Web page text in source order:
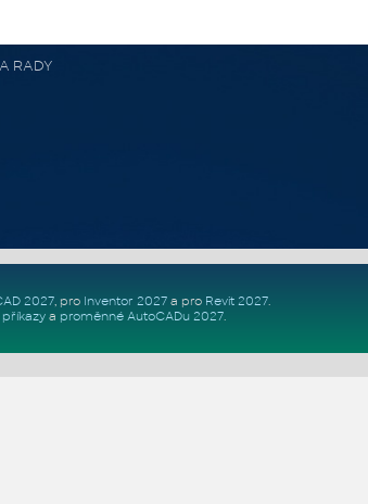
RADY
2027, pro Inventor 2027a pro Revit 2027.
příkazya proměnné AutoCADu 2027.